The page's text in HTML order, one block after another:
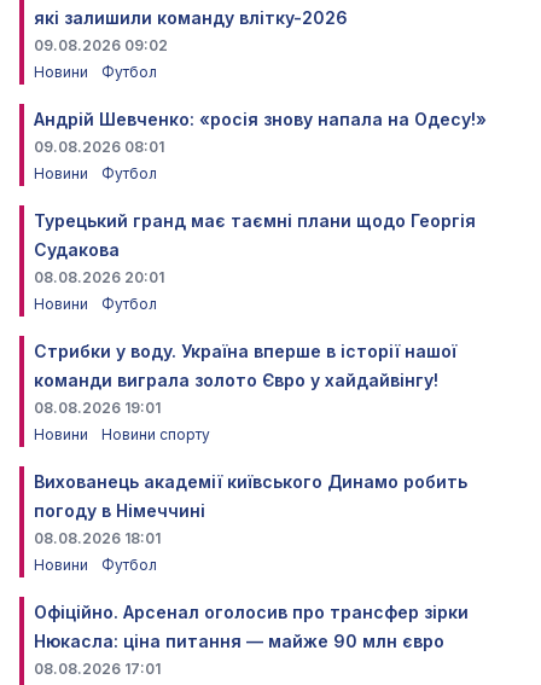
які залишили команду влітку-2026
09.08.2026 09:02
Новини
Футбол
Андрій Шевченко: «росія знову напала на Одесу!»
09.08.2026 08:01
Новини
Футбол
Турецький гранд має таємні плани щодо Георгія
Судакова
08.08.2026 20:01
Новини
Футбол
Стрибки у воду. Україна вперше в історії нашої
команди виграла золото Євро у хайдайвінгу!
08.08.2026 19:01
Новини
Новини спорту
Вихованець академії київського Динамо робить
погоду в Німеччині
08.08.2026 18:01
Новини
Футбол
Офіційно. Арсенал оголосив про трансфер зірки
Нюкасла: ціна питання — майже 90 млн євро
08.08.2026 17:01